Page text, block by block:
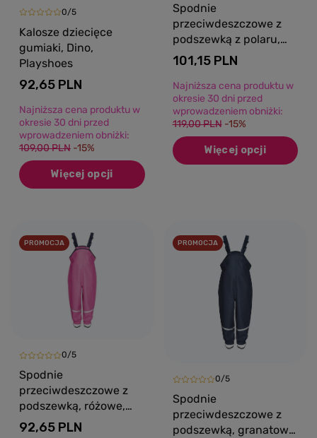
0/5
Kalosze dziecięce
gumiaki, Dino,
Playshoes
92,65 PLN
Najniższa cena produktu w
okresie 30 dni przed
wprowadzeniem obniżki:
109,00 PLN -15%
Więcej opcji
Spodnie
przeciwdeszczowe z
podszewką z polaru,
ocieplone, granatowe,
Playshoes
101,15 PLN
Najniższa cena produktu w
okresie 30 dni przed
wprowadzeniem obniżki:
119,00 PLN -15%
Więcej opcji
PROMOCJA
0/5
Spodnie
przeciwdeszczowe z
podszewką, różowe,
Playshoes
92,65 PLN
PROMOCJA
0/5
Spodnie
przeciwdeszczowe z
podszewką, granatowe,